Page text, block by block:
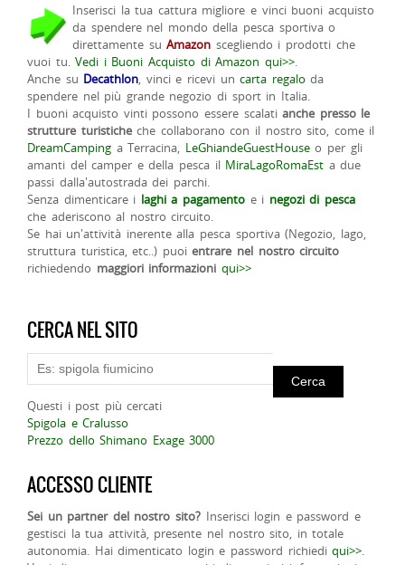
Inserisci la tua cattura migliore e vinci buoni acquisto
da spendere nel mondo della pesca sportiva o
direttamente suAmazon scegliendo i prodotti che
vuoi tu.Vedi i Buoni Acquisto di Amazon qui>>.
Anche su Decathlon, vinci e ricevi uncarta regalo da
spendere nel più grande negozio di sport in Italia.
I buoni acquisto vinti possono essere scalatianche presso le
strutture turisticheche collaborano con il nostro sito, come il
DreamCamping a Terracina, LeGhiandeGuestHouseo per gli
amanti del camper e della pesca il MiraLagoRomaEst a due
passi dalla'autostrada dei parchi.
Senza dimenticare i laghi a pagamento e i negozi di pesca
che aderiscono al nostro circuito.
Se hai un'attività inerente alla pesca sportiva (Negozio, lago,
struttura turistica, etc..) puoientrare nel nostro circuito
richiedendo maggiori informazioni qui>>
CERCA NEL SITO
Questi i post più cercati
Spigola e Cralusso
Prezzo dello Shimano Exage 3000
ACCESSO CLIENTE
Sei un partner del nostro sito? Inserisci login e password e
gestisci la tua attività, presente nel nostro sito, in totale
autonomia. Hai dimenticato login e password richiediqui>>.